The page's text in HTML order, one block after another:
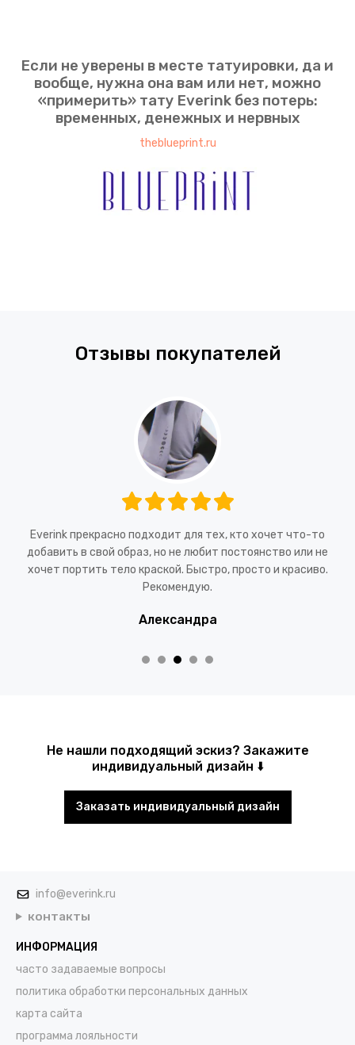
Если не уверены в месте татуировки, да и
вообще, нужна она вам или нет, можно
«примерить» тату Everink без потерь:
временных, денежных и нервных
theblueprint.ru
Отзывы покупателей
Everink прекрасно подходит для тех, кто хочет что-то
добавить в свой образ, но не любит постоянство или не
хочет портить тело краской. Быстро, просто и красиво.
Рекомендую.
Александра
Не нашли подходящий эскиз? Закажите
индивидуальный дизайн ⬇️
Заказать индивидуальный дизайн
info@everink.ru
контакты
ИНФОРМАЦИЯ
часто задаваемые вопросы
политика обработки персональных данных
карта сайта
программа лояльности